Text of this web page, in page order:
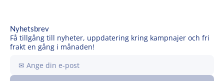
Nyhetsbrev
Få tillgång till nyheter, uppdatering kring kampnajer och fri
frakt en gång i månaden!
din
Submit